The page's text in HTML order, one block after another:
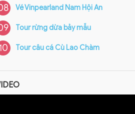
Vé Vinpearland Nam Hội An
Tour rừng dừa bảy mẫu
Tour câu cá Cù Lao Chàm